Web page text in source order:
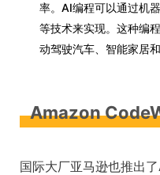
率。AI编程可以通过机
等技术来实现。这种编
动驾驶汽车、智能家居和
Amazon
国际大厂亚马逊也推出